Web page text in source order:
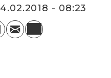
24.02.2018 - 08:23